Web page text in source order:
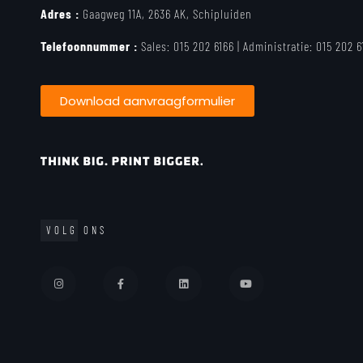
Adres : Gaagweg 11A, 2636 AK, Schipluiden
Telefoonnummer : Sales: 015 202 6166 | Administratie: 015 202
Download aanvraagformulier
VOLG ONS